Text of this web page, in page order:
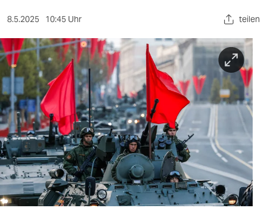
kultur
sport
berlin
nord
wahrheit
verlag
verlag
veranstaltungen
8.5.2025 10:45 Uhr teilen